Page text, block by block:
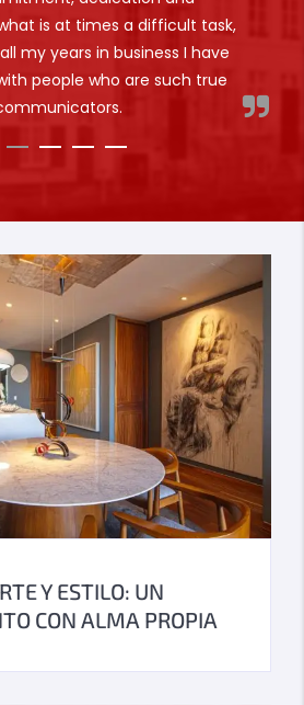
is at times a difficult task,
my years in business I have
people who are such true
Y ESTILO: UN
CON ALMA PROPIA